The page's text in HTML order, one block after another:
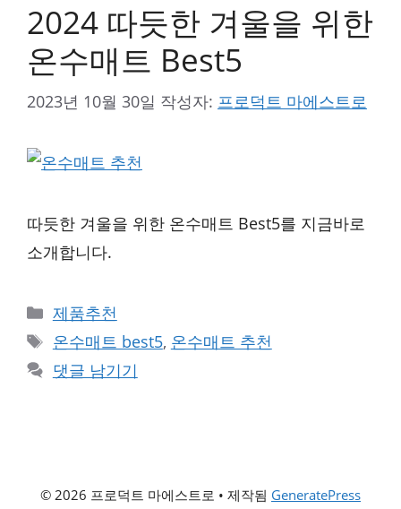
2024 따듯한 겨울을 위한
온수매트 Best5
2023년 10월 30일 작성자: 프로덕트 마에스트로
따듯한 겨울을 위한 온수매트 Best5를 지금바로
소개합니다.
카
테
고
리
제품추천
태
그
온수매트 best5, 온수매트 추천
댓글 남기기
© 2026 프로덕트 마에스트로 • 제작됨 GeneratePress